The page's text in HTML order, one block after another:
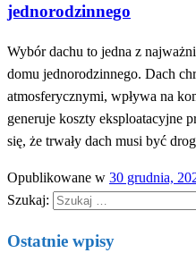
jednorodzinnego
Wybór dachu to jedna z
domu jednorodzinnego. Dach
atmosferycznymi, wpływa na
generuje koszty eksploatacyjne
się, że trwały dach musi być
Opublikowane w 30 grudnia,
Szukaj:
Ostatnie wpisy